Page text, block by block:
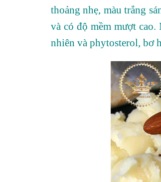
thoảng nhẹ, màu trắng
và có độ mềm mượt
nhiên và phytosterol, bơ